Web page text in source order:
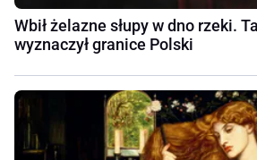
Wbił żelazne słupy w dno rzeki.
wyznaczył granice Polski